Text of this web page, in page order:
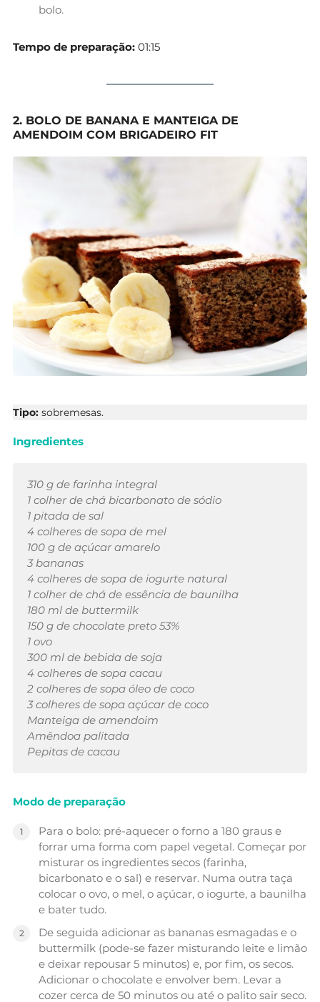
bolo.
Tempo de preparação: 01:15
2. BOLO DE BANANA E MANTEIGA DE
AMENDOIM COM BRIGADEIRO FIT
Tipo: sobremesas.
Ingredientes
310 g de farinha integral
1 colher de chá bicarbonato de sódio
1 pitada de sal
4 colheres de sopa de mel
100 g de açúcar amarelo
3 bananas
4 colheres de sopa de iogurte natural
1 colher de chá de essência de baunilha
180 ml de buttermilk
150 g de chocolate preto 53%
1 ovo
300 ml de bebida de soja
4 colheres de sopa cacau
2 colheres de sopa óleo de coco
3 colheres de sopa açúcar de coco
Manteiga de amendoim
Amêndoa palitada
Pepitas de cacau
Modo de preparação
Para o bolo: pré-aquecer o forno a 180 graus e
forrar uma forma com papel vegetal. Começar por
misturar os ingredientes secos (farinha,
bicarbonato e o sal) e reservar. Numa outra taça
colocar o ovo, o mel, o açúcar, o iogurte, a baunilha
e bater tudo.
De seguida adicionar as bananas esmagadas e o
buttermilk (pode-se fazer misturando leite e limão
e deixar repousar 5 minutos) e, por fim, os secos.
Adicionar o chocolate e envolver bem. Levar a
cozer cerca de 50 minutos ou até o palito sair seco.